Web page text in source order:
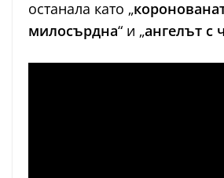
останала като „
милосърдна“ и „ангелът с